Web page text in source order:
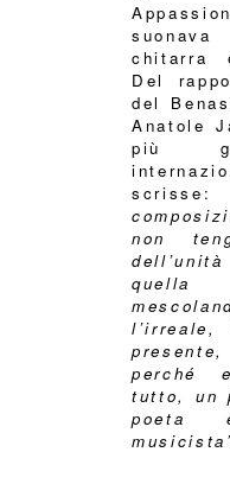
chitarra
Del
del
Anatole
più
non
perché
tutto, un
poeta